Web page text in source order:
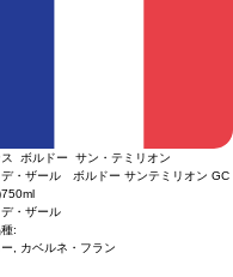
合う境地を創造している。
ス ボルドー サン・テミリオン
デ・ザール ボルドー サンテミリオン GC
750ml
・ザール
:
ー, カベルネ・フラン